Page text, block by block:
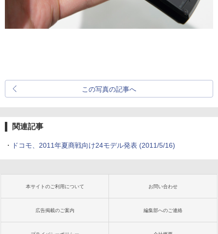
この写真の記事へ
関連記事
・ ドコモ、2011年夏商戦向け24モデル発表 (2011/5/16)
本サイトのご利用について お問い合わせ
広告掲載のご案内 編集部へのご連絡